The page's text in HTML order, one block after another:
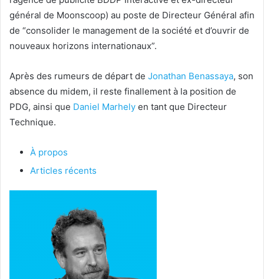
général de Moonscoop) au poste de Directeur Général afin
de “consolider le management de la société et d’ouvrir de
nouveaux horizons internationaux”.
Après des rumeurs de départ de Jonathan Benassaya, son
absence du midem, il reste finallement à la position de
PDG, ainsi que Daniel Marhely en tant que Directeur
Technique.
À propos
Articles récents